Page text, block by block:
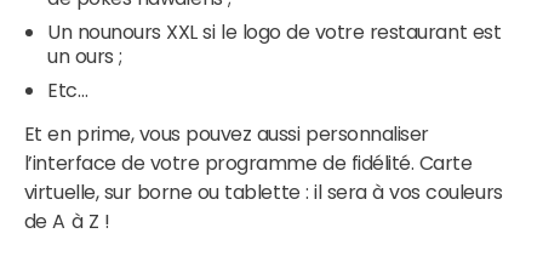
Un nounours XXL si le logo de votre restaurant est
un ours ;
Etc…
Et en prime, vous pouvez aussi personnaliser
l’interface de votre programme de fidélité. Carte
virtuelle, sur borne ou tablette : il sera à vos couleurs
de A à Z !